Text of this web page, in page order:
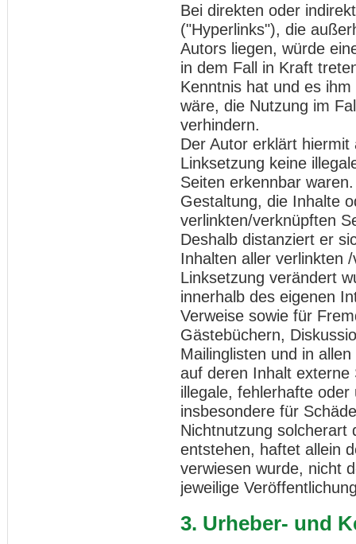
Bei direkten oder
("Hyperlinks"), die
Autors liegen, würde
in dem Fall in Kraft
Kenntnis hat und es
wäre, die Nutzung im
verhindern.
Der Autor erklärt
Linksetzung keine
Seiten erkennbar
Gestaltung, die Inhalte
verlinkten/verknüpften
Deshalb distanziert er
Inhalten aller verlinkten
Linksetzung verändert
innerhalb des eigenen
Verweise sowie für
Gästebüchern,
Mailinglisten und in
auf deren Inhalt externe
illegale, fehlerhafte
insbesondere für
Nichtnutzung solcherart
entstehen, haftet allein
verwiesen wurde, nicht
jeweilige
3. Urheber- und